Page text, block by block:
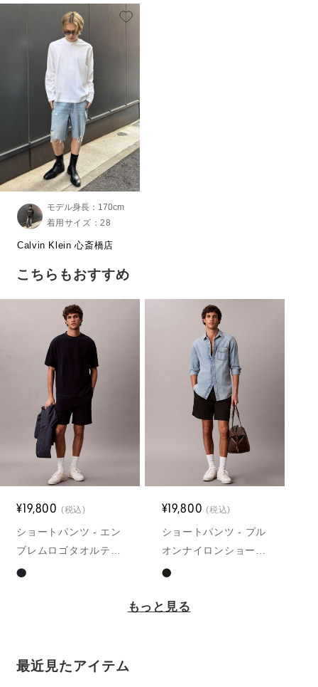
モデル身長：170cm
着用サイズ：28
Calvin Klein 心斎橋店
こちらもおすすめ
¥19,800 (税込)
ショートパンツ - エン
ブレムロゴタオルテリ
ーショートパンツ
¥19,800 (税込)
ショートパンツ - プル
オンナイロンショート
パンツ
もっと見る
最近見たアイテム